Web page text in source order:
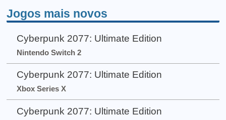
Jogos mais novos
Cyberpunk 2077: Ultimate Edition
Nintendo Switch 2
Cyberpunk 2077: Ultimate Edition
Xbox Series X
Cyberpunk 2077: Ultimate Edition